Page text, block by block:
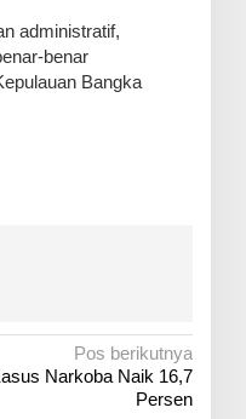
administratif,
benar
Bangka
Pos berikutnya
Narkoba Naik 16,7
Persen